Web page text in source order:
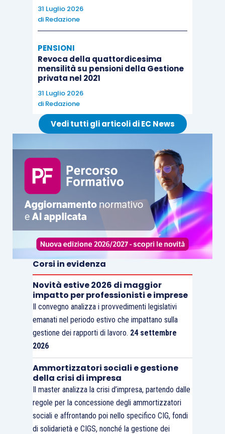
31 Luglio 2026
di Redazione
PENSIONI
Revoca della quattordicesima
mensilità su pensioni della Gestione
privata nel 2021
31 Luglio 2026
di Redazione
Vedi tutti gli articoli di EC News
Corsi in evidenza
Novità estive 2026 di maggior
impatto per professionisti e imprese
Il convegno analizza i provvedimenti legislativi
emanati nel periodo estivo che impattano sulla
gestione dei rapporti di lavoro. 24 settembre
2026
Ammortizzatori sociali e gestione
della crisi di impresa
Il master analizza la crisi d’impresa, partendo dalle
regole per la concessione degli ammortizzatori
sociali e affrontando poi nello specifico CIG, fondi
di solidarietà e CIGS, nonché la gestione dei